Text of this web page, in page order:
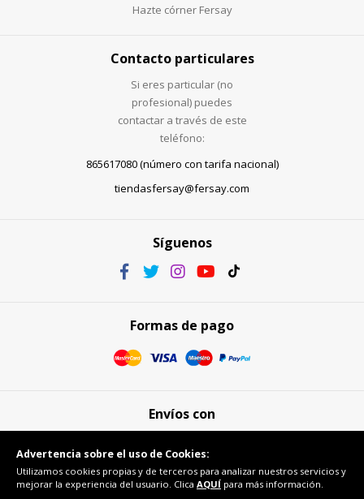
Hazte córner Fersay
Contacto particulares
Si eres particular (no
profesional) puedes
contactar a través de este
teléfono:
865617080 (número con tarifa nacional)
tiendasfersay@fersay.com
Síguenos
Formas de pago
Envíos con
Advertencia sobre el uso de Cookies:
Utilizamos cookies propias y de terceros para analizar nuestros servicios y
mejorar la experiencia del usuario. Clica AQUÍ para más información.